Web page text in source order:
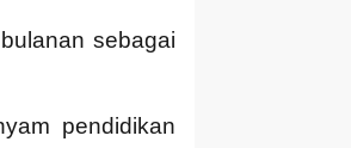
sebagai
pendidikan